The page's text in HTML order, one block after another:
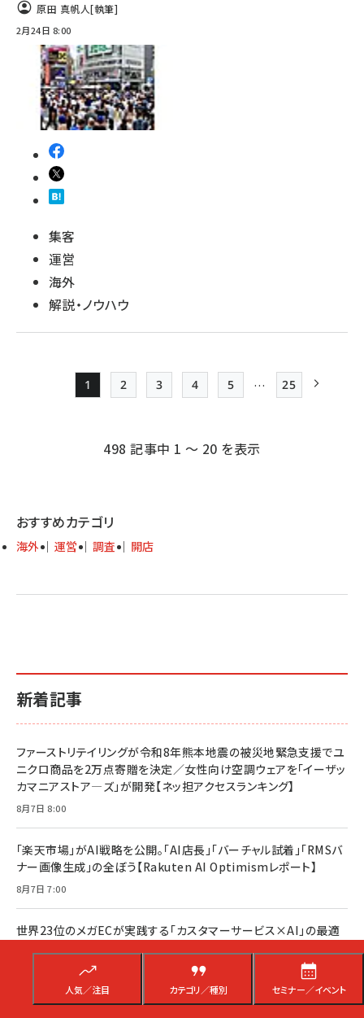
人気／注目 カテゴリ／種別 セミナー／イベント
原田 真帆人[執筆]
2月24日 8:00
集客
運営
海外
解説・ノウハウ
ジ
Page
1
Page
2
Page
3
Page
4
Page
5 …
最終ページ
25
498 記事中 1 ～ 20 を表示
おすすめカテゴリ
海外 運営 調査 開店
新着記事
ファーストリテイリングが令和8年熊本地震の被災地緊急支援でユ
ニクロ商品を2万点寄贈を決定／女性向け空調ウェアを「イーザッ
カマニアストア―ズ」が開発【ネッ担アクセスランキング】
8月7日 8:00
「楽天市場」がAI戦略を公開。「AI店長」「バーチャル試着」「RMSバ
ナー画像生成」の全ぼう【Rakuten AI Optimismレポート】
8月7日 7:00
世界23位のメガECが実践する「カスタマーサービス×AI」の最適